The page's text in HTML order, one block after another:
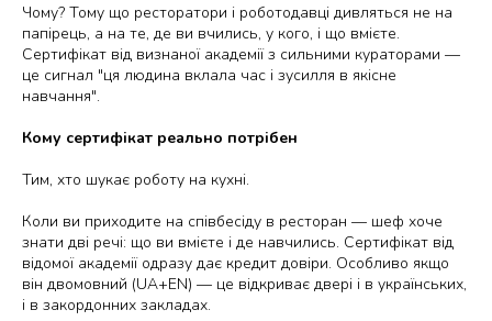
Чому? Тому що ресторатори і роботодавці дивляться не на
папірець, а на те, де ви вчились, у кого, і що вмієте.
Сертифікат від визнаної академії з сильними кураторами —
це сигнал "ця людина вклала час і зусилля в якісне
навчання".
Кому сертифікат реально потрібен
Тим, хто шукає роботу на кухні.
Коли ви приходите на співбесіду в ресторан — шеф хоче
знати дві речі: що ви вмієте і де навчились. Сертифікат від
відомої академії одразу дає кредит довіри. Особливо якщо
він двомовний (UA+EN) — це відкриває двері і в українських,
і в закордонних закладах.